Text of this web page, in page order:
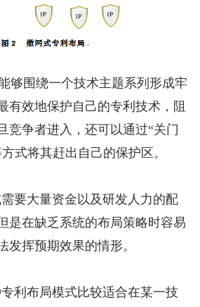
够围绕一个技术主题系列形成牢
有效地保护自己的专利技术，阻
竞争者进入，还可以通过“关门
式将其赶出自己的保护区。
要大量资金以及研发人力的配
是在缺乏系统的布局策略时容易
发挥预期效果的情形。
利布局模式比较适合在某一技